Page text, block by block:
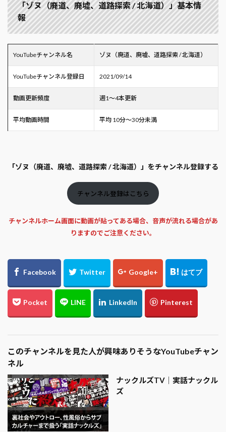
「ゾヌ（廃道、廃墟、道路探索 / 北海道）」基本情
報
YouTubeチャンネル名 ゾヌ（廃道、廃墟、道路探索 / 北海道）
YouTubeチャンネル登録日 2021/09/14
動画更新頻度 週1～4本更新
平均動画時間 平均 10分～30分未満
「ゾヌ（廃道、廃墟、道路探索 / 北海道）」をチャンネル登録する
チャンネル登録はこちら
チャンネルホーム画面に動画が貼ってある場合、音声が流れる場合があ
りますのでご注意ください。
このチャンネルを見た人が興味ありそうなYouTubeチャン
ネル
ナックルズTV│実話ナックル
ズ